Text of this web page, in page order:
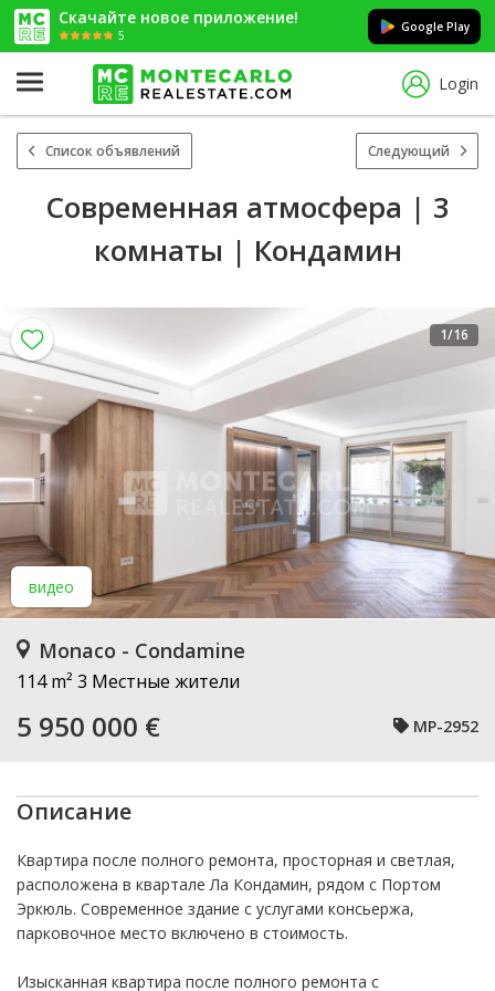
Скачайте новое приложение!
5
Google Play
Login
Список объявлений Следующий
Современная атмосфера | 3
комнаты | Кондамин
видео
1/16
Monaco - Condamine
114 m² 3 Местные жители
5 950 000 € MP-2952
Описание
Квартира после полного ремонта, просторная и светлая,
расположена в квартале Ла Кондамин, рядом с Портом
Эркюль. Современное здание с услугами консьержа,
парковочное место включено в стоимость.
Изысканная квартира после полного ремонта с